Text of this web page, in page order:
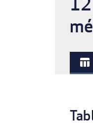
table_chart